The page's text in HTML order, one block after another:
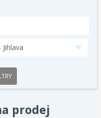
Jihlava
prodej